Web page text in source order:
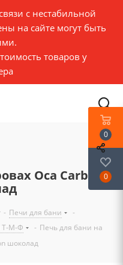
с нестабильной
на сайте могут быть
товаров у
Оса Carbon
- Печи для бани
-
Т-М-Ф - Печь для бани на
шоколад
0
0